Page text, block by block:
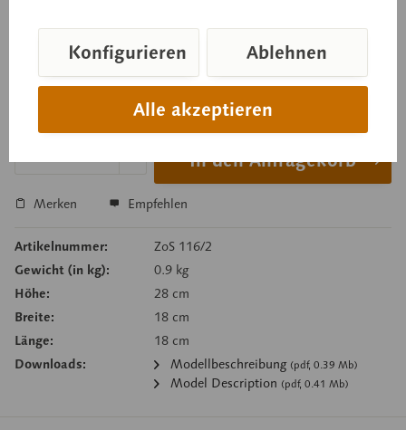
Preis auf Anfrage
Lieferzeit auf Anfrage
In den Anfragekorb
Merken Empfehlen
Artikelnummer:
ZoS 116/2
Gewicht (in kg):
0.9 kg
Höhe:
28 cm
Breite:
18 cm
Länge:
18 cm
Downloads:
Modellbeschreibung (pdf, 0.39 Mb)
Model Description (pdf, 0.41 Mb)
Alle akzeptieren
Konfigurieren Ablehnen